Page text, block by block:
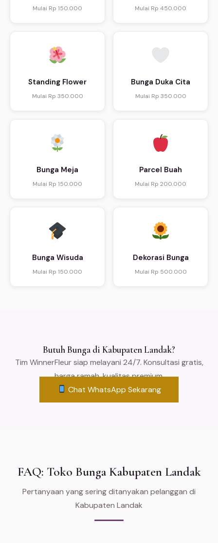
Mulai Rp 150.000 Mulai Rp 450.000
Standing Flower
Mulai Rp 350.000
Bunga Duka Cita
Mulai Rp 350.000
Bunga Meja
Mulai Rp 150.000
Parcel Buah
Mulai Rp 200.000
Bunga Wisuda
Mulai Rp 150.000
Dekorasi Bunga
Mulai Rp 500.000
Butuh Bunga di Kabupaten Landak?
Tim WinnerFleur siap melayani 24/7. Konsultasi gratis,
harga ramah, kualitas premium.
Chat WhatsApp Sekarang
FAQ: Toko Bunga Kabupaten Landak
Pertanyaan yang sering ditanyakan pelanggan di
Kabupaten Landak